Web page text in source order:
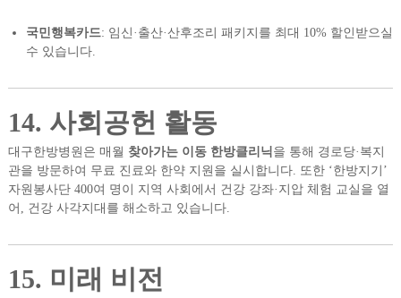
국민행복카드: 임신·출산·산후조리 패키지를 최대 10% 할인받으실
수 있습니다.
14. 사회공헌 활동
대구한방병원은 매월 찾아가는 이동 한방클리닉 을 통해 경로당·복지
관을 방문하여 무료 진료와 한약 지원을 실시합니다. 또한 ‘한방지기’
자원봉사단 400여 명이 지역 사회에서 건강 강좌·지압 체험 교실을 열
어, 건강 사각지대를 해소하고 있습니다.
15. 미래 비전